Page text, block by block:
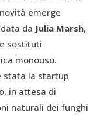
emerge
da Julia Marsh,
sostituti
monouso.
stata la startup
in attesa di
naturali dei funghi